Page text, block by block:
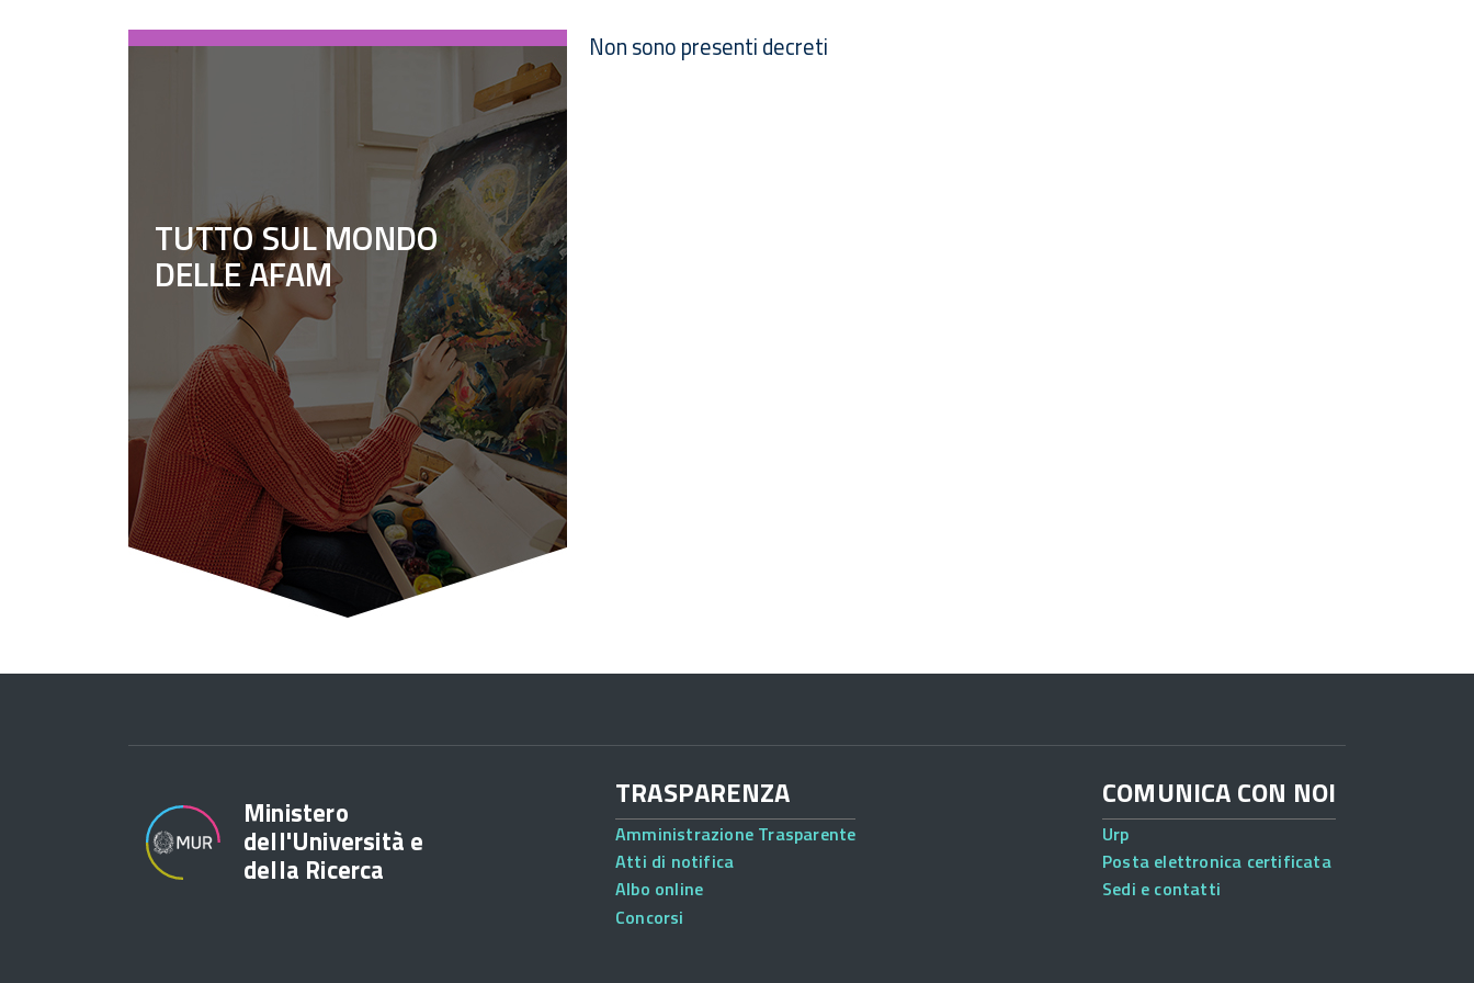
TUTTO SUL MONDO
DELLE AFAM
Non sono presenti decreti
Ministero
dell'Università e
della Ricerca
TRASPARENZA
Amministrazione Trasparente
Atti di notifica
Albo online
Concorsi
COMUNICA CON NOI
Urp
Posta elettronica certificata
Sedi e contatti